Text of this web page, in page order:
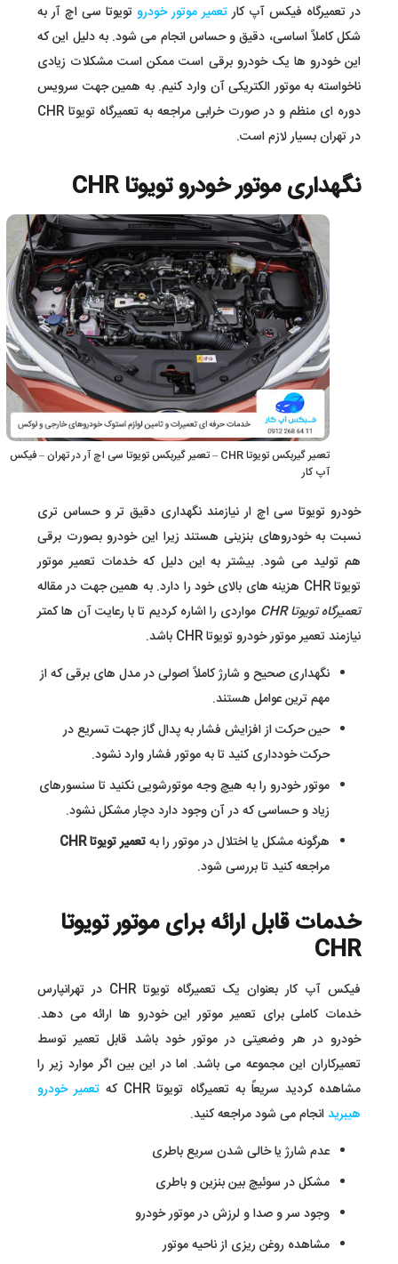
در تعمیرگاه فیکس آپ کار تعمیر موتور خودرو تویوتا سی اچ آر به
شکل کاملاً اساسی، دقیق و حساس انجام می شود. به دلیل این که
این خودرو ها یک خودرو برقی است ممکن است مشکلات زیادی
ناخواسته به موتور الکتریکی آن وارد کنیم. به همین جهت سرویس
دوره ای منظم و در صورت خرابی مراجعه به تعمیرگاه تویوتا CHR
در تهران بسیار لازم است.
نگهداری موتور خودرو تویوتا CHR
تعمیر گیربکس تویوتا CHR – تعمیر گیربکس تویوتا سی اچ آر در تهران – فیکس
آپ کار
خودرو تویوتا سی اچ ار نیازمند نگهداری دقیق تر و حساس تری
نسبت به خودروهای بنزینی هستند زیرا این خودرو بصورت برقی
هم تولید می شود. بیشتر به این دلیل که خدمات تعمیر موتور
تویوتا CHR هزینه های بالای خود را دارد. به همین جهت در مقاله
تعمیرگاه تویوتا CHR
مواردی را اشاره کردیم تا با رعایت آن ها کمتر
نیازمند تعمیر موتور خودرو تویوتا CHR باشد.
نگهداری صحیح و شارژ کاملاً اصولی در مدل های برقی که از
مهم ترین عوامل هستند.
حین حرکت از افزایش فشار به پدال گاز جهت تسریع در
حرکت خودداری کنید تا به موتور فشار وارد نشود.
موتور خودرو را به هیچ وجه موتورشویی نکنید تا سنسورهای
زیاد و حساسی که در آن وجود دارد دچار مشکل نشود.
هرگونه مشکل یا اختلال در موتور را بهتعمیر تویوتا CHR
مراجعه کنید تا بررسی شود.
خدمات قابل ارائه برای موتور تویوتا
CHR
فیکس آپ کار بعنوان یک تعمیرگاه تویوتا CHR در تهرانپارس
خدمات کاملی برای تعمیر موتور این خودرو ها ارائه می دهد.
خودرو در هر وضعیتی در موتور خود باشد قابل تعمیر توسط
تعمیرکاران این مجموعه می باشد. اما در این بین اگر موارد زیر را
مشاهده کردید سریعاً به تعمیرگاه تویوتا CHR که
تعمیر خودرو
هیبریدانجام می شود مراجعه کنید.
عدم شارژ یا خالی شدن سریع باطری
مشکل در سوئیچ بین بنزین و باطری
وجود سر و صدا و لرزش در موتور خودرو
مشاهده روغن ریزی از ناحیه موتور